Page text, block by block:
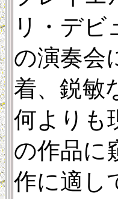
リ・デ
の演奏会
着、鋭敏
何よりも
の作品に
作に適し